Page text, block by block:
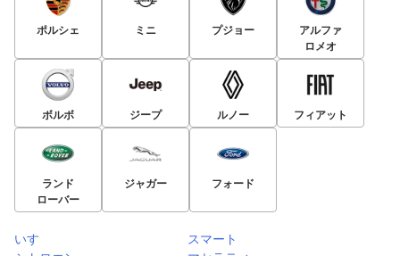
ポルシェ ミニ プジョー
アルファ
ロメオ
ボルボ ジープ ルノー フィアット
ランド
ローバー
ジャガー フォード
いすゞ
スマート